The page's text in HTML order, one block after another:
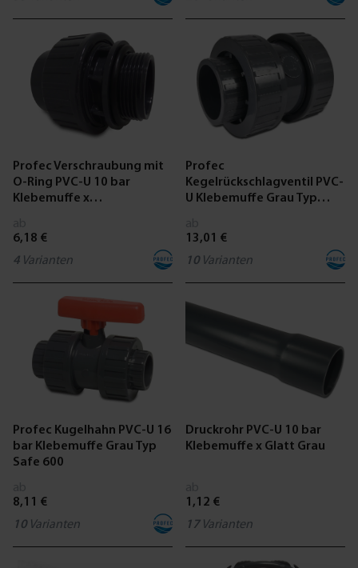
Profec Verschraubung mit
O-Ring PVC-U 10 bar
Klebemuffe x
6,18 €
4 Varianten
Profec
Kegelrückschlagventil PVC-
U Klebemuffe Grau Typ
13,01 €
10 Varianten
Profec Kugelhahn PVC-U 16
bar Klebemuffe Grau Typ
Safe 600
8,11 €
10 Varianten
Druckrohr PVC-U 10 bar
Klebemuffe x Glatt Grau
1,12 €
17Varianten